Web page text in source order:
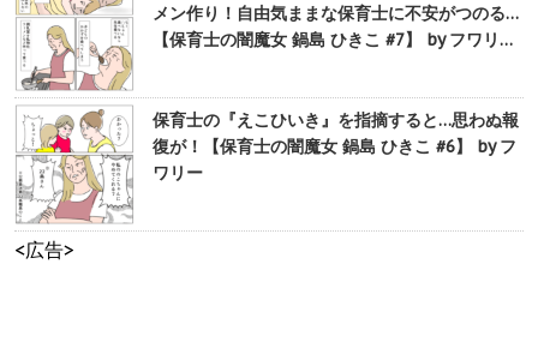
メン作り！自由気ままな保育士に不安がつのる…
【保育士の闇魔女 鍋島 ひきこ #7】 by フワリ…
保育士の『えこひいき』を指摘すると…思わぬ報
復が！【保育士の闇魔女 鍋島 ひきこ #6】 by フ
ワリー
<広告>